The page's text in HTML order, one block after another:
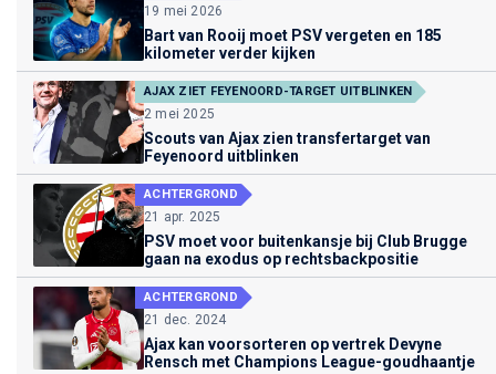
19 mei 2026
Bart van Rooij moet PSV vergeten en 185
kilometer verder kijken
AJAX ZIET FEYENOORD-TARGET UITBLINKEN
2 mei 2025
Scouts van Ajax zien transfertarget van
Feyenoord uitblinken
ACHTERGROND
21 apr. 2025
PSV moet voor buitenkansje bij Club Brugge
gaan na exodus op rechtsbackpositie
ACHTERGROND
21 dec. 2024
Ajax kan voorsorteren op vertrek Devyne
Rensch met Champions League-goudhaantje